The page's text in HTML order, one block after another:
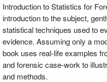
Introduction to Statistics for
introduction to the subject,
statistical techniques used to
evidence. Assuming only a
book uses real-life examples
and forensic case-work to
and methods.